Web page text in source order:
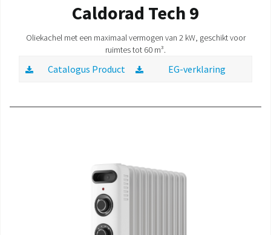
Caldorad Tech 9
Oliekachel met een maximaal vermogen van 2 kW, geschikt voor
ruimtes tot 60 m³.
Catalogus Product EG-verklaring